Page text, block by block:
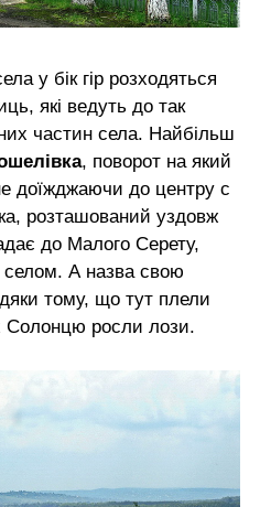
у бік гір розходяться
які ведуть до так
частин села. Найбільш
, поворот на який
доїжджаючи до центру с
розташований уздовж
до Малого Серету,
селом. А назва свою
тому, що тут плели
Солонцю росли лози.